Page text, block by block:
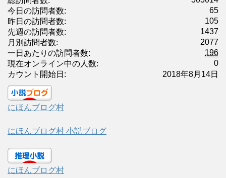
65
今日の訪問者数:
105
昨日の訪問者数:
1437
先週の訪問者数:
2077
月別訪問者数:
196
一日あたりの訪問者数:
0
現在オンライン中の人数:
2018年8月14日
カウント開始日:
にほんブログ村
にほんブログ村 小説ブログ
にほんブログ村